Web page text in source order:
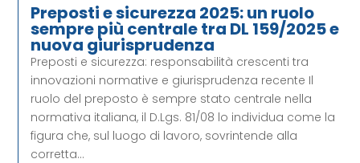
Preposti e sicurezza 2025: un ruolo
sempre più centrale tra DL 159/2025 e
nuova giurisprudenza
Preposti e sicurezza: responsabilità crescenti tra
innovazioni normative e giurisprudenza recente Il
ruolo del preposto è sempre stato centrale nella
normativa italiana, il D.Lgs. 81/08 lo individua come la
figura che, sul luogo di lavoro, sovrintende alla
corretta...